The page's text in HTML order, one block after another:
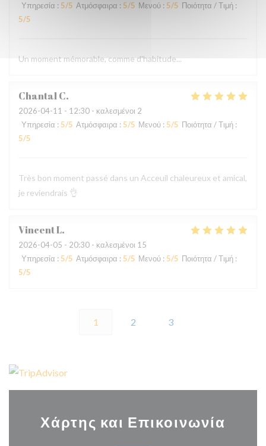
Υπηρεσία : 5/5 Ατμόσφαιρα : 5/5 Μενού : 5/5 Ποιότητα / Τιμή :
5/5
Un moment mémorable, comme d'habitude...
ChantalC
2026-04-11 - 12:30 - καλεσμένοι 2
Υπηρεσία : 5/5 Ατμόσφαιρα : 5/5 Μενού : 5/5 Ποιότητα / Τιμή :
5/5
Très bon moment passé dans un Acceuil chaleureux et amical,
je reviendrais 👌
VincentL
2026-04-05 - 20:30 - καλεσμένοι 15
Υπηρεσία : 5/5 Ατμόσφαιρα : 5/5 Μενού : 5/5 Ποιότητα / Τιμή :
5/5
1 2 3
Χάρτης και Επικοινωνία